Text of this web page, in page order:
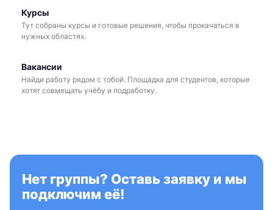
Курсы
Тут собраны курсы и готовые решения, чтобы прокачаться в
нужных областях.
Вакансии
Найди работу рядом с тобой. Площадка для студентов, которые
хотят совмещать учёбу и подработку.
Нет группы? Оставь заявку и мы
подключим её!